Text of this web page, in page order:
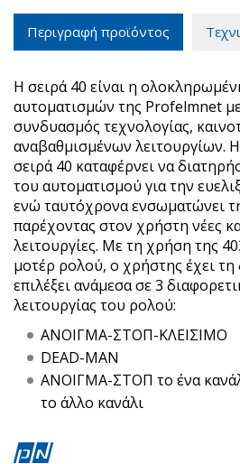
Περιγραφή προϊόντος
Η σειρά 40 είναι η
αυτοματισμών της Profelmnet
συνδυασμός τεχνολογίας,
αναβαθμισμένων λειτουργίων.
σειρά 40 καταφέρνει να
του αυτοματισμού για την
ενώ ταυτόχρονα ενσωματώνει
παρέχοντας στον χρήστη νέες
λειτουργίες. Με τη χρήση της
μοτέρ ρολού, ο χρήστης έχει
επιλέξει ανάμεσα σε 3
λειτουργίας του ρολού:
ΑΝΟΙΓΜΑ-ΣΤΟΠ-ΚΛΕΙΣΙΜΟ
DEAD-MAN
ΑΝΟΙΓΜΑ-ΣΤΟΠ το ένα
το άλλο κανάλι